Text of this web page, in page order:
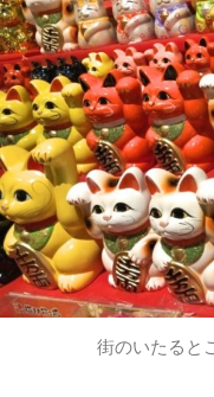
街のいたると